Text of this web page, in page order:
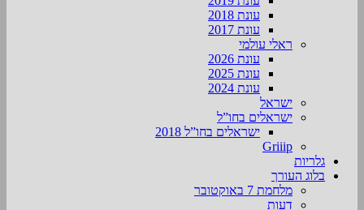
עונת 2018
עונת 2017
ראלי עולמי
עונת 2026
עונת 2025
עונת 2024
ישראל
ישראלים בחו”ל
ישראלים בחו”ל 2018
Griiip
גלריות
בלוג העורך
מלחמת 7 באוקטובר
דעות